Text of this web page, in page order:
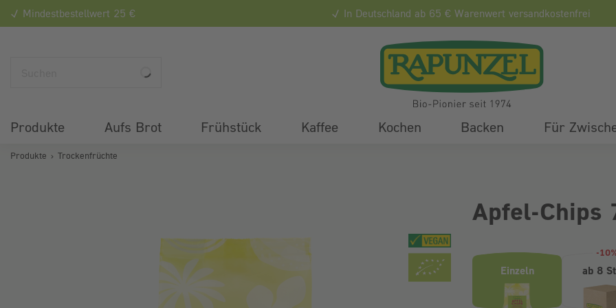
Mindestbestellwert 25 € In Deutschland ab 65 € Warenwert versandkostenfrei
Produkte Aufs Brot Frühstück Kaffee Kochen Backen Für
Produkte Trockenfrüchte
Apfel-Chips
Einzeln
-
ab 8